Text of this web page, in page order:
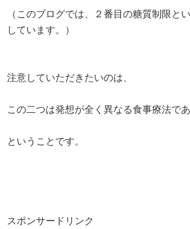
（このブログでは、２番目の糖質制限と
しています。）
注意していただきたいのは、
この二つは発想が全く異なる食事療法で
ということです。
スポンサードリンク